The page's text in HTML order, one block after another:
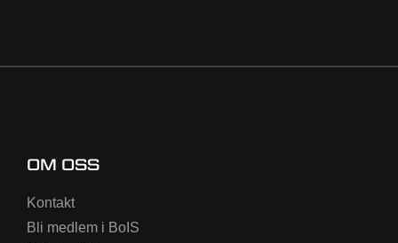
OM OSS
Kontakt
Bli medlem i BoIS